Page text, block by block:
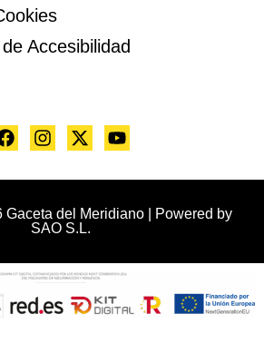
Accesibilidad
del Meridiano | Powered by
SAO S.L.